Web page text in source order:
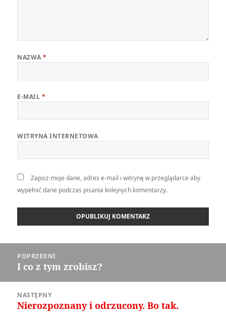
NAZWA*
E-MAIL *
WITRYNA INTERNETOWA
Zapisz moje dane, adres e-mail i witrynę w przeglądarce aby
wypełnić dane podczas pisania kolejnych komentarzy.
wpisuPOPRZEDNI
Poprzedni
I co z tym zrobisz?
NASTĘPNY
Następny
Nierozpoznany i odrzucony. Bo tak.